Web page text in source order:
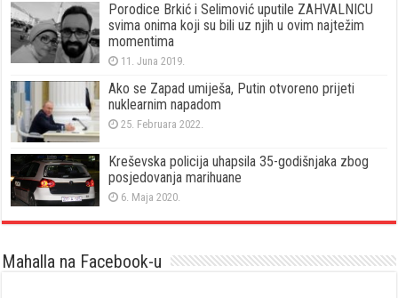
Porodice Brkić i Selimović uputile ZAHVALNICU
svima onima koji su bili uz njih u ovim najtežim
momentima
11. Juna 2019.
Ako se Zapad umiješa, Putin otvoreno prijeti
nuklearnim napadom
25. Februara 2022.
Kreševska policija uhapsila 35-godišnjaka zbog
posjedovanja marihuane
6. Maja 2020.
Mahalla na Facebook-u